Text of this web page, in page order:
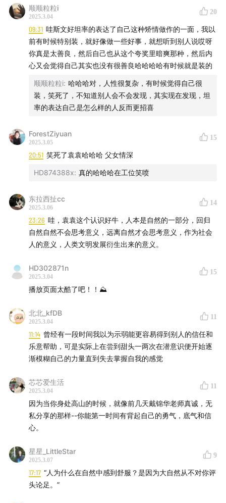
顺顺粒粒i
2025.3.04
20
09:31 哇斯文好坦率的表达了自己这种矫情做作的一面，我以
前有时候特别装，就好像做一些好事，就想听到别人说哎呀
你真是太善良，然后自己也从这个夸奖里暗爽那种，然后内
心又会觉得自己其实也没有很善良哈哈哈哈有时候就是装的
顺顺粒粒i: 哈哈哈对，人性很复杂，有时候觉得自己很
装，笑死了，不知道别人会不会发现，其实现在发现，坦
率的表达自己是怎么样的人反而更招喜
ForestZiyuan
2025.3.05
15
20:51 笑死了袁袁哈哈哈 父女情深
HD874388x: 真的哈哈哈在工位笑喷
东拉西扯cc
2025.3.06
14
23:26 哇，袁袁这个认识好牛，人本是自然的一部分，回归
自然自然不会思考意义，远离自然才会思考意义，作为社会
人的意义，人类文明发展衍生出来的意义。
HD302871n
2025.3.04
15
播放页面太酷了吧！！⛰️
北北_kfDB
2025.3.04
11
11:14 曾经有一段时间我以为示弱能更容易得到别人的信任和
乐意帮助，可是实际上在尝到甜头一两次在潜意识便开始逐
渐模糊自己的力量直到失去掌握自我的感觉
芯芯爱生活
2025.3.04
11
因为当你身处高山的时候，就像前几天戴锦华老师真诚，无
私分享的那样--你能第一时间有背起自己的勇气，底气和信
心。
星星_LittleStar
2025.3.07
9
17:17 “人为什么在自然中感到舒服？是因为大自然从不对你评
头论足。”